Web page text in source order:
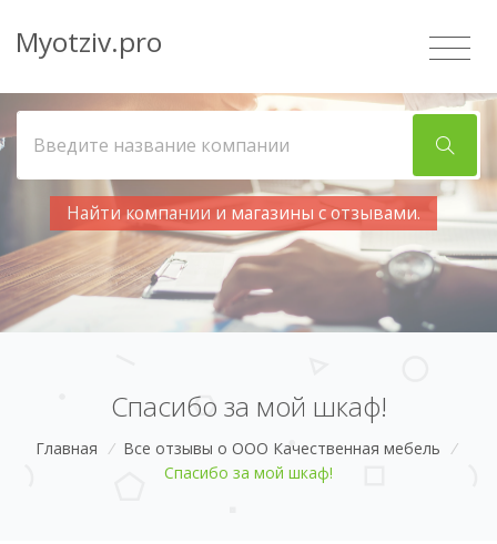
Myotziv.pro
Найти компании и магазины с отзывами.
Спасибо за мой шкаф!
Главная / Все отзывы о ООО Качественная мебель /
Спасибо за мой шкаф!